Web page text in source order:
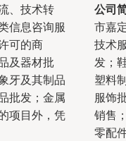
、技术转
信息咨询服
可的商
及器材批
牙及其制品
批发；金属
项目外，凭
公司
市嘉
技术
发；
塑料
服饰
销售
零配